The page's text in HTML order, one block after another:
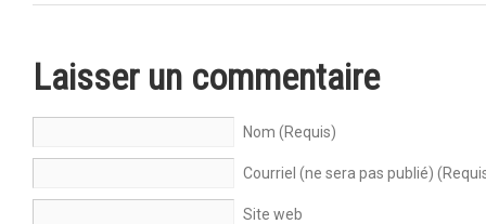
Laisser un commentaire
Nom (Requis)
Courriel (ne sera pas publié)
Site web